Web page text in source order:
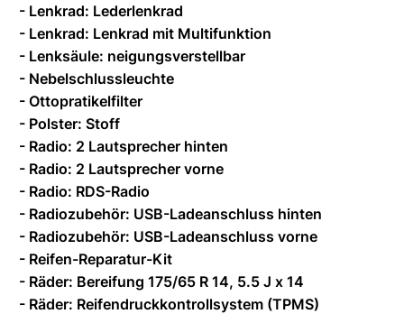
- Lenkrad: Lederlenkrad
- Lenkrad: Lenkrad mit Multifunktion
- Lenksäule: neigungsverstellbar
- Nebelschlussleuchte
- Ottopratikelfilter
- Polster: Stoff
- Radio: 2 Lautsprecher hinten
- Radio: 2 Lautsprecher vorne
- Radio: RDS-Radio
- Radiozubehör: USB-Ladeanschluss hinten
- Radiozubehör: USB-Ladeanschluss vorne
- Reifen-Reparatur-Kit
- Räder: Bereifung 175/65 R 14, 5.5 J x 14
- Räder: Reifendruckkontrollsystem (TPMS)